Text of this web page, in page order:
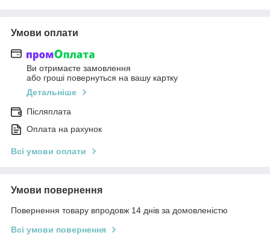
Умови оплати
Ви отримаєте замовлення
або гроші повернуться на вашу картку
Детальніше
Післяплата
Оплата на рахунок
Всі умови оплати
Умови повернення
Повернення товару впродовж 14 днів за домовленістю
Всі умови повернення